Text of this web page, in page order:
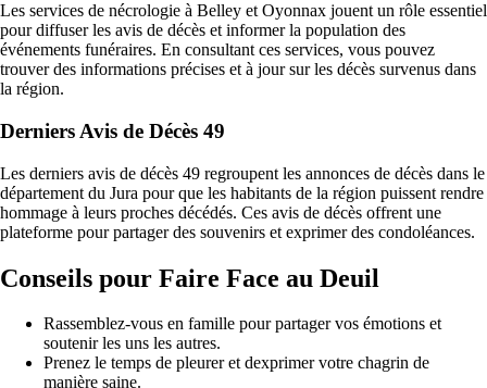
Les services de nécrologie à Belley et Oyonnax jouent un rôle essentiel
pour diffuser les avis de décès et informer la population des
événements funéraires. En consultant ces services, vous pouvez
trouver des informations précises et à jour sur les décès survenus dans
la région.
Derniers Avis de Décès 49
Les derniers avis de décès 49 regroupent les annonces de décès dans le
département du Jura pour que les habitants de la région puissent rendre
hommage à leurs proches décédés. Ces avis de décès offrent une
plateforme pour partager des souvenirs et exprimer des condoléances.
Conseils pour Faire Face au Deuil
Rassemblez-vous en famille pour partager vos émotions et
soutenir les uns les autres.
Prenez le temps de pleurer et dexprimer votre chagrin de
manière saine.